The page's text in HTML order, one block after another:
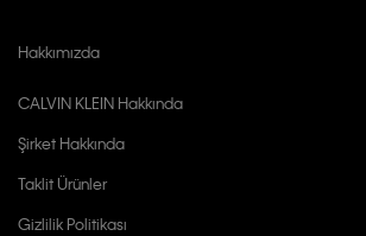
Hakkımızda
CALVIN KLEIN Hakkında
Şirket Hakkında
Taklit Ürünler
Gizlilik Politikası